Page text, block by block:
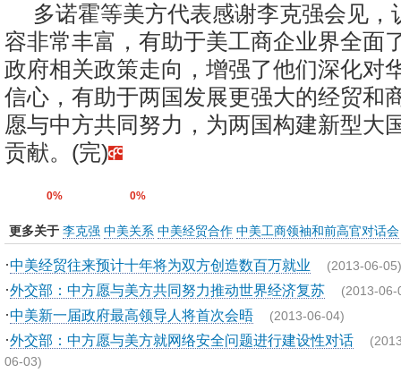
多诺霍等美方代表感谢李克强会见，
容非常丰富，有助于美工商企业界全面
政府相关政策走向，增强了他们深化对
信心，有助于两国发展更强大的经贸和
愿与中方共同努力，为两国构建新型大
贡献。(完)
0% 0%
更多关于 李克强 中美关系 中美经贸合作 中美工商领袖和前高官对话会
·中美经贸往来预计十年将为双方创造数百万就业 (2013-06-05)
·外交部：中方愿与美方共同努力推动世界经济复苏 (2013-06-
·中美新一届政府最高领导人将首次会晤 (2013-06-04)
·外交部：中方愿与美方就网络安全问题进行建设性对话
06-03)